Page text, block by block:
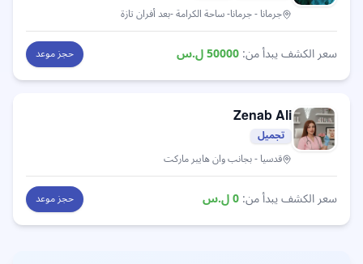
جرمانا- جرمانا- ساحة الكرامة -بعد أفران تازة
سعر الكشف يبدأ من:50000ل.س حجز موعد
ZenabAli
تجميل
قدسيا- بجانب وان هايبر ماركت
سعر الكشف يبدأ من:0ل.س حجز موعد